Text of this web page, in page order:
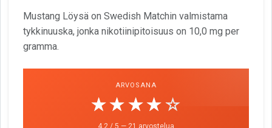
Mustang Löysä on Swedish Matchin valmistama
tykkinuuska, jonka nikotiinipitoisuus on 10,0 mg per
gramma.
ARVOSANA
☆☆☆☆☆
★★★★★
4,2 / 5 — 21 arvostelua